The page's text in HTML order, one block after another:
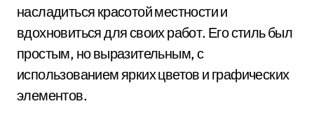
насладиться красотой местности и
вдохновиться для своих работ. Его стиль был
простым, но выразительным, с
использованием ярких цветов и графических
элементов.